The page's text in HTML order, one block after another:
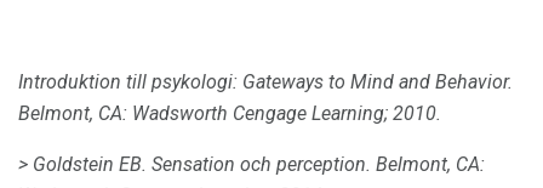
Introduktion till psykologi: Gateways to Mind and Behavior.
Belmont, CA: Wadsworth Cengage Learning; 2010.
> Goldstein EB. Sensation och perception. Belmont, CA: